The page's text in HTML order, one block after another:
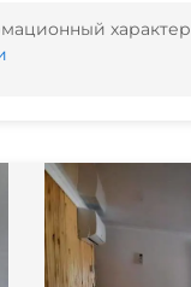
характер